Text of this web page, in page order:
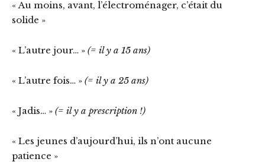
« Au moins, avant, l’électroménager, c’était du
solide »
« L’autre jour… » (= il y a 15 ans)
« L’autre fois… » (= il y a 25 ans)
« Jadis… » (= il y a prescription !)
« Les jeunes d’aujourd’hui, ils n’ont aucune
patience »